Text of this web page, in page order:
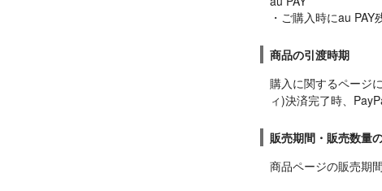
・ご購入時にau PAY
商品の引渡時期
購入に関するページ
ィ)決済完了時、
販売期間・販売数量
商品ページの販売期